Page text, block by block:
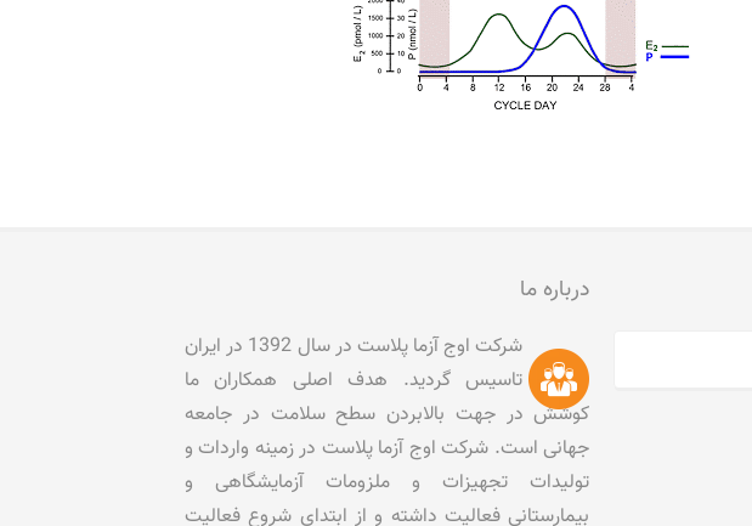
درباره ما
شرکت اوج آزما پلاست در سال 1392 در ایران
تاسیس گردید. هدف اصلی همکاران ما
کوشش در جهت بالابردن سطح سلامت در جامعه
جهانی است. شرکت اوج آزما پلاست در زمینه واردات و
تولیدات تجهیزات و ملزومات آزمایشگاهی و
بیمارستانی فعالیت داشته و از ابتدای شروع فعالیت